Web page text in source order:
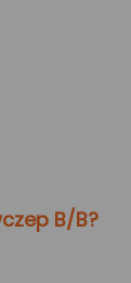
B/B?